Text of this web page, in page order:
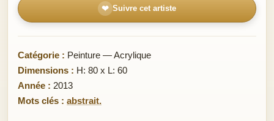
❤ Suivre cet artiste
Catégorie : Peinture — Acrylique
Dimensions : H: 80 x L: 60
Année : 2013
Mots clés : abstrait.